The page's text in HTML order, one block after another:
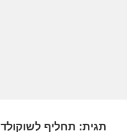
תגית: תחליף לשוקולד